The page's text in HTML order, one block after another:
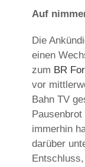
Auf
Die
einen
zum BR
vor
Bahn TV
immerhin
darüber